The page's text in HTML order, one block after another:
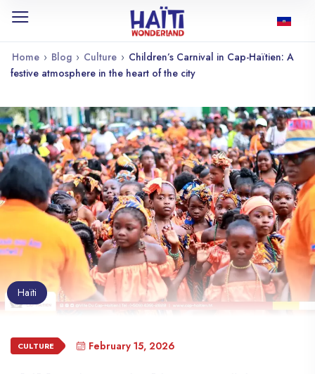
Home › Blog › Culture › Children’s Carnival in Cap-Haïtien: A
festive atmosphere in the heart of the city
Haïti
CULTURE February 15, 2026